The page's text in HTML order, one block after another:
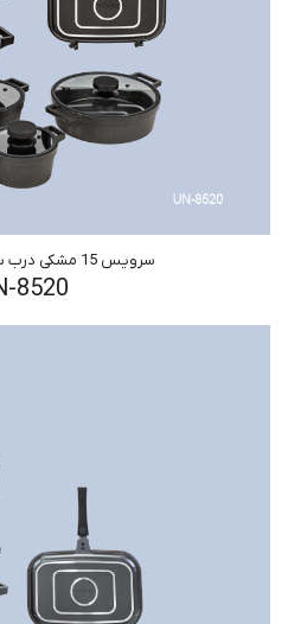
سرویس 15 مشکی درب سیلیکون دیاموند
8520